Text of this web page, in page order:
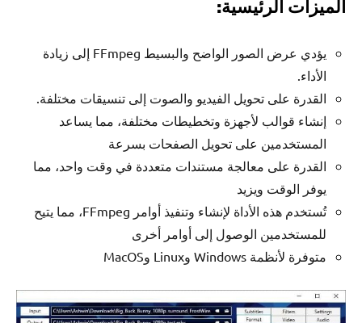
الميزات الرئيسية:
يؤدي عرض الصور الواضح والبسيط FFmpeg إلى زيادة
الأداء.
القدرة على تحويل الفيديو والصوت إلى تنسيقات مختلفة.
إنشاء قوالب لأجهزة وتخطيطات مختلفة، مما يساعد
المستخدمين على تحويل الصفحات بسرعة
القدرة على معالجة مستندات متعددة في وقت واحد، مما
يوفر الوقت ويزيد
تُستخدم هذه الأداة لإنشاء وتنفيذ أوامر FFmpeg، مما يتيح
للمستخدمين الوصول إلى أوامر أخرى
متوفرة لأنظمة Windows وLinux وMacOS